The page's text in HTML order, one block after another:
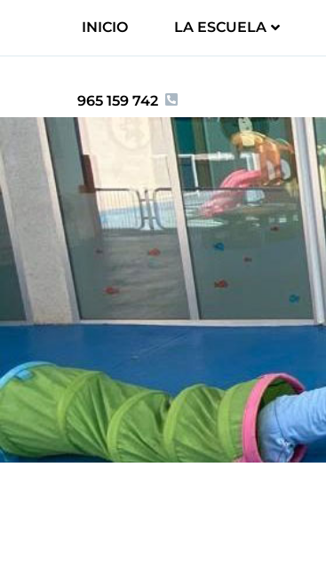
INICIO LA ESCUELA
965 159 742